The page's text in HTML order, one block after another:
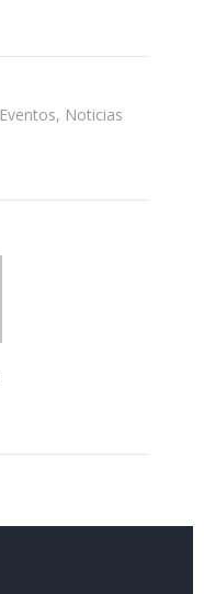
Eventos, Noticias